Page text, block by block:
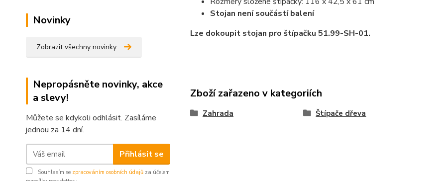
Novinky
Zobrazit všechny novinky
Nepropásněte novinky, akce
a slevy!
Můžete se kdykoli odhlásit. Zasíláme
jednou za 14 dní.
Přihlásit se
Souhlasím se zpracováním osobních údajů za účelem
Stojan není součástí balení
Lze dokoupit stojan pro štípačku 51.99-SH-01.
Zboží zařazeno v kategoriích
Zahrada Štípače dřeva